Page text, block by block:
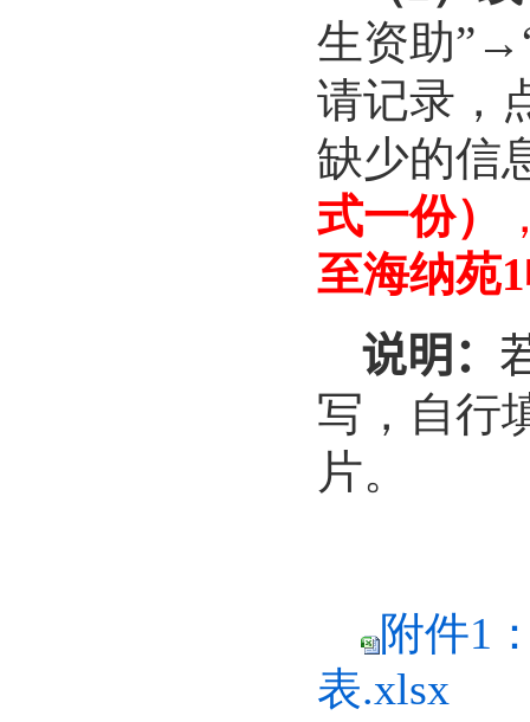
生资助
请记录，
缺少的信
式一份）
至海纳苑
说明：
写，自行
片。
附件1
表.xlsx